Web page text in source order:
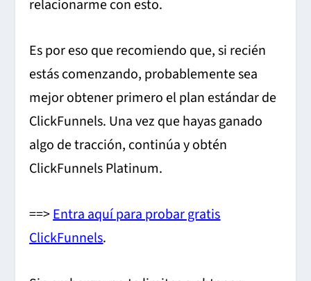
relacionarme con esto.
Es por eso que recomiendo que, si recién
estás comenzando, probablemente sea
mejor obtener primero el plan estándar de
ClickFunnels. Una vez que hayas ganado
algo de tracción, continúa y obtén
ClickFunnels Platinum.
==>Entra aquí para probar gratis
ClickFunnels.